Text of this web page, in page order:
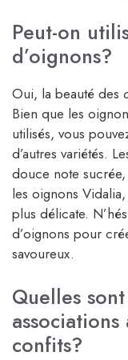
Peut-on
d’oignons?
Oui, la beauté des
Bien que les
utilisés, vous
d’autres variétés.
douce note
les oignons
plus délicate.
d’oignons pour
savoureux.
Quelles
confits?